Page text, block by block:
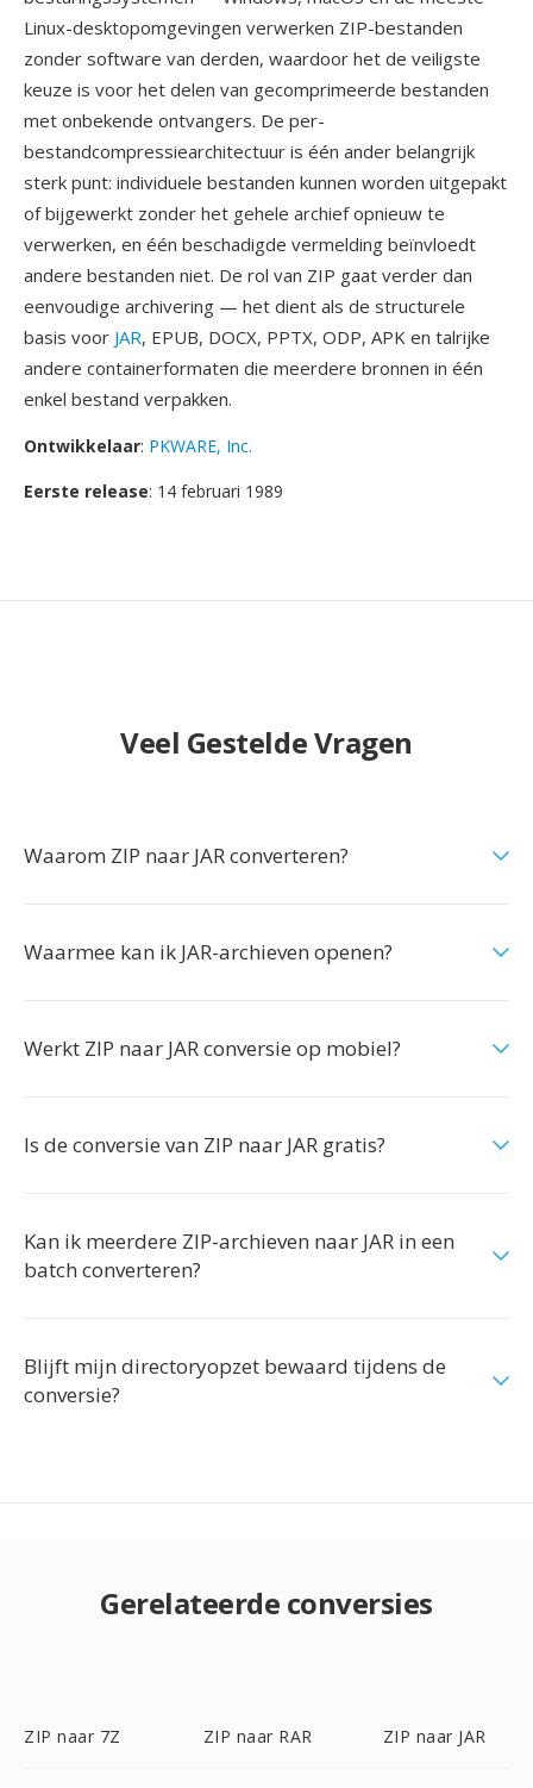
Linux-desktopomgevingen verwerken ZIP-bestanden
zonder software van derden, waardoor het de veiligste
keuze is voor het delen van gecomprimeerde bestanden
met onbekende ontvangers. De per-
bestandcompressiearchitectuur is één ander belangrijk
sterk punt: individuele bestanden kunnen worden uitgepakt
of bijgewerkt zonder het gehele archief opnieuw te
verwerken, en één beschadigde vermelding beïnvloedt
andere bestanden niet. De rol van ZIP gaat verder dan
eenvoudige archivering — het dient als de structurele
basis voor JAR, EPUB, DOCX, PPTX, ODP, APK en talrijke
andere containerformaten die meerdere bronnen in één
enkel bestand verpakken.
Ontwikkelaar: PKWARE, Inc.
Eerste release: 14 februari 1989
Veel Gestelde Vragen
Waarom ZIP naar JAR converteren?
Waarmee kan ik JAR-archieven openen?
Werkt ZIP naar JAR conversie op mobiel?
Is de conversie van ZIP naar JAR gratis?
Kan ik meerdere ZIP-archieven naar JAR in een
batch converteren?
Blijft mijn directoryopzet bewaard tijdens de
conversie?
Gerelateerde conversies
ZIP naar 7Z ZIP naar RAR ZIP naar JAR